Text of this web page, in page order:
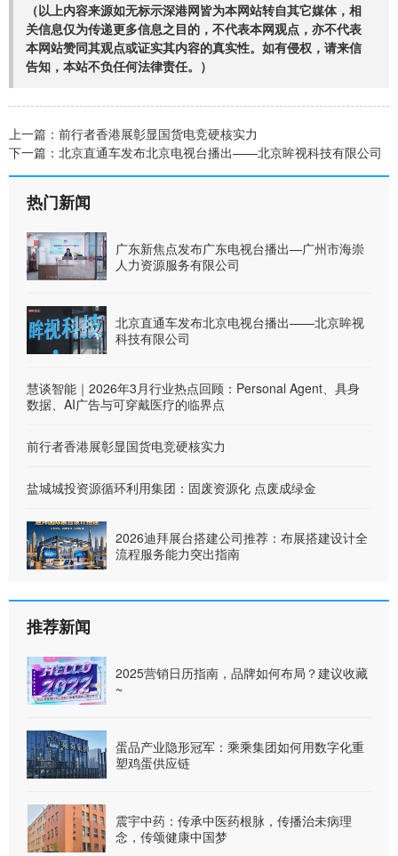
（以上内容来源如无标示深港网皆为本网站转自其它媒体，相
关信息仅为传递更多信息之目的，不代表本网观点，亦不代表
本网站赞同其观点或证实其内容的真实性。如有侵权，请来信
告知，本站不负任何法律责任。）
上一篇： 前行者香港展彰显国货电竞硬核实力
下一篇： 北京直通车发布北京电视台播出——北京眸视科技有限公司
热门新闻
广东新焦点发布广东电视台播出—广州市海崇
人力资源服务有限公司
北京直通车发布北京电视台播出——北京眸视
科技有限公司
慧谈智能｜2026年3月行业热点回顾：Personal Agent、具身
数据、AI广告与可穿戴医疗的临界点
前行者香港展彰显国货电竞硬核实力
盐城城投资源循环利用集团：固废资源化 点废成绿金
2026迪拜展台搭建公司推荐：布展搭建设计全
流程服务能力突出指南
推荐新闻
2025营销日历指南，品牌如何布局？建议收藏
~
蛋品产业隐形冠军：乘乘集团如何用数字化重
塑鸡蛋供应链
震宇中药：传承中医药根脉，传播治未病理
念，传颂健康中国梦